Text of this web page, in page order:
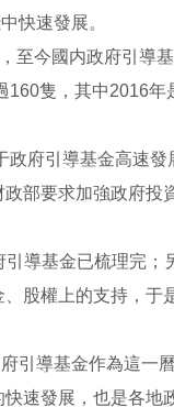
快速發展。
至今國内政府引導
隻，其中2016
府引導基金高速發
部要求加強政府投
導基金已梳理完
股權上的支持，于
導基金作為這一曆
速發展，也是各地